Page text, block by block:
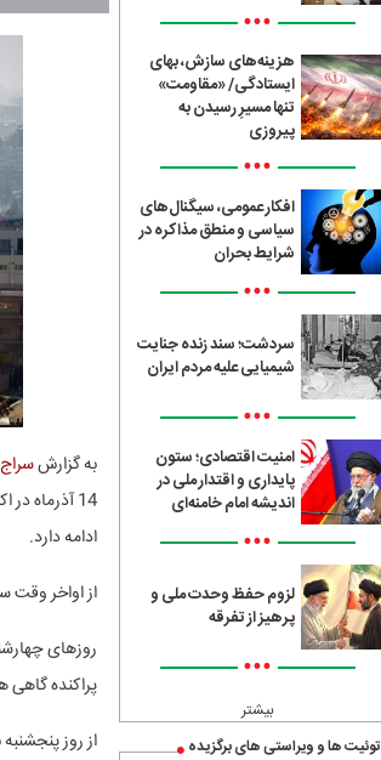
•••
هزینه‌های سازش، بهای
ایستادگی/ «مقاومت»
تنها مسیرِ رسیدن به
پیروزی
•••
افکار عمومی، سیگنال‌های
سیاسی و منطق مذاکره در
شرایط بحران
•••
سردشت؛ سند زنده جنایت
شیمیایی علیه مردم ایران
•••
امنیت اقتصادی؛ ستون
پایداری و اقتدار ملی در
اندیشه امام خامنه‌ای
•••
لزوم حفظ وحدت ملی و
پرهیز از تفرقه
•••
بیشتر
توئیت ها و ویراستی های برگزیده
به گزارشسراج24
14 آذرماه
ادامه دارد.
از اواخر
روز‌های
پراکنده
از روز